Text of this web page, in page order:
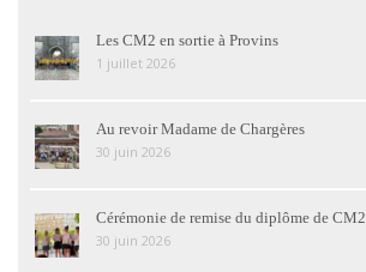
Les CM2 en sortie à Provins
1 juillet 2026
Au revoir Madame de Chargères
30 juin 2026
Cérémonie de remise du diplôme de CM2
30 juin 2026